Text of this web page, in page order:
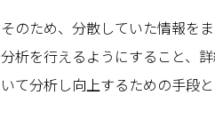
そのため、分散していた情報を
分析を行えるようにすること、
いて分析し向上するための手段